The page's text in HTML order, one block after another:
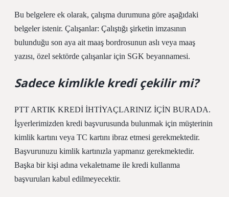
Bu belgelere ek olarak, çalışma durumuna göre aşağıdaki
belgeler istenir. Çalışanlar: Çalıştığı şirketin imzasının
bulunduğu son aya ait maaş bordrosunun aslı veya maaş
yazısı, özel sektörde çalışanlar için SGK beyannamesi.
Sadece kimlikle kredi çekilir mi?
PTT ARTIK KREDİ İHTİYAÇLARINIZ İÇİN BURADA.
İşyerlerimizden kredi başvurusunda bulunmak için müşterinin
kimlik kartını veya TC kartını ibraz etmesi gerekmektedir.
Başvurunuzu kimlik kartınızla yapmanız gerekmektedir.
Başka bir kişi adına vekaletname ile kredi kullanma
başvuruları kabul edilmeyecektir.